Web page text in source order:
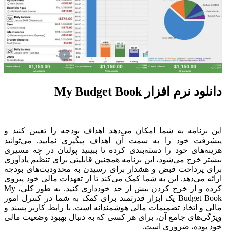
دانلود نرم افزار My Budget Book
این برنامه به شما امکان می‌دهد اهداف بودجه را تعیین کنید و
پیشرفت خود را به سمت آن اهداف پیگیری نمایید. می‌توانید
هزینه‌های خود را دسته‌بندی کرده تا ببینید پولتان در چه مسیری
بیشتر خرج می‌شود، این برنامه همچنین قابلیتی برای تنظیم یادآوری
برای پرداخت قبض و هشدار برای رسیدن به محدودیت‌های بودجه
ارائه می‌دهد. این به شما کمک می‌کند تا از تعهدات مالی خود پیروی
کرده و از خرج کردن بیش از حد خودداری کنید. به طور کلی، My
Budget Book یک ابزار قدرتمند برای کمک به شما در کنترل امور
مالی و اتخاذ تصمیمات مالی هوشمندانه است. با رابط کاربر پسند و
ویژگی‌های جامع آن، برای هر کسی که به دنبال بهبود وضعیت مالی
خود بوده، ضروری است.